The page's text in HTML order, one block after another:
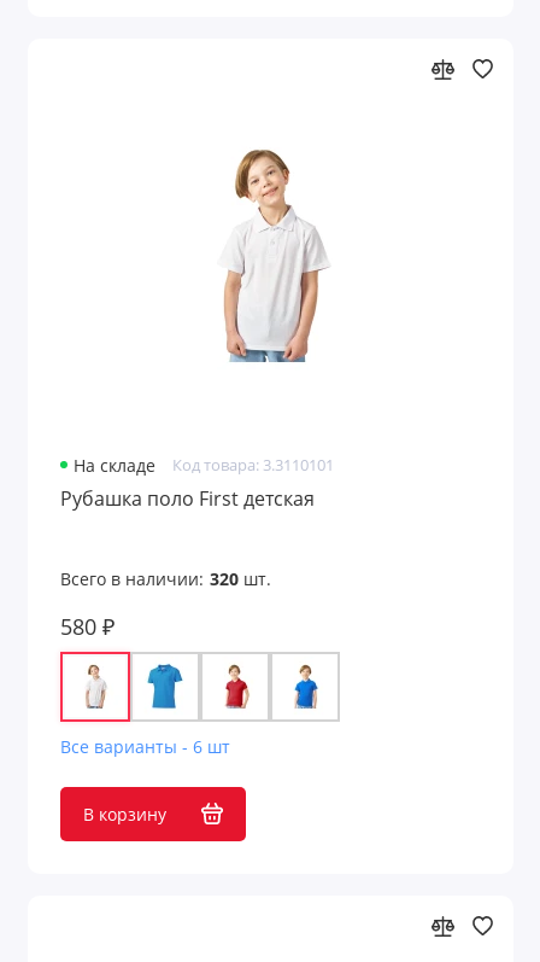
На складе Код товара: 3.3110101
Рубашка поло First детская
Всего в наличии: 320шт.
580 ₽
Все варианты - 6 шт
В корзину